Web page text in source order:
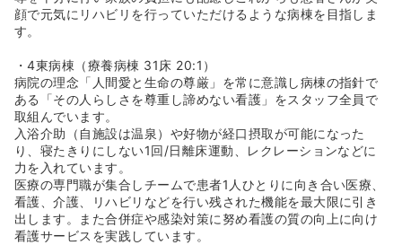
顔で元気にリハビリを行っていただけるような病棟を目指しま
す。
・4東病棟（療養病棟 31床 20:1）
病院の理念「人間愛と生命の尊厳」を常に意識し病棟の指針で
ある「その人らしさを尊重し諦めない看護」をスタッフ全員で
取組んでいます。
入浴介助（自施設は温泉）や好物が経口摂取が可能になった
り、寝たきりにしない1回/日離床運動、レクレーションなどに
力を入れています。
医療の専門職が集合しチームで患者1人ひとりに向き合い医療、
看護、介護、リハビリなどを行い残された機能を最大限に引き
出します。また合併症や感染対策に努め看護の質の向上に向け
看護サービスを実践しています。